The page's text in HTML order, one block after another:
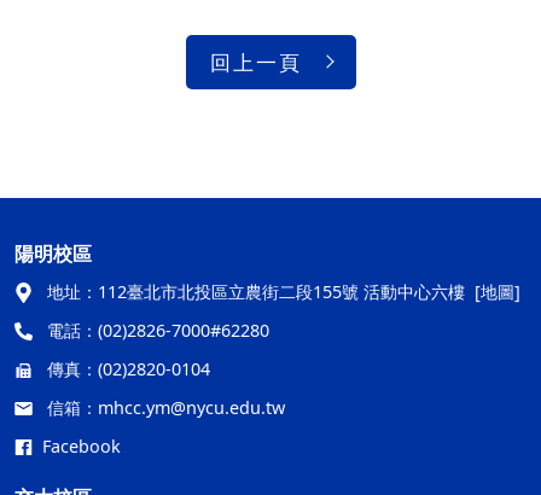
回上一頁
陽明校區
地址： 112臺北市北投區立農街二段155號 活動中心六樓 [地圖]
電話： (02)2826-7000#62280
傳真： (02)2820-0104
信箱： mhcc.ym@nycu.edu.tw
Facebook